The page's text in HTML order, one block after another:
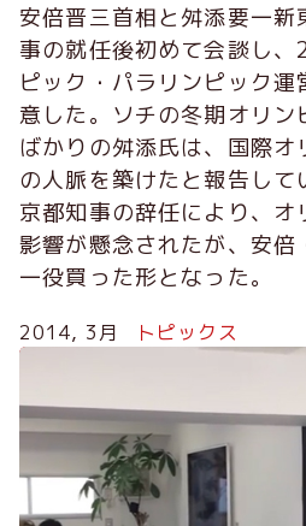
安倍晋三首相と舛添要一新
事の就任後初めて会談し
ピック・パラリンピック運
意した。ソチの冬期オリン
ばかりの舛添氏は、国際オ
の人脈を築けたと報告し
京都知事の辞任により、オ
影響が懸念されたが、安倍
一役買った形となった。
2014, 3月 トピックス